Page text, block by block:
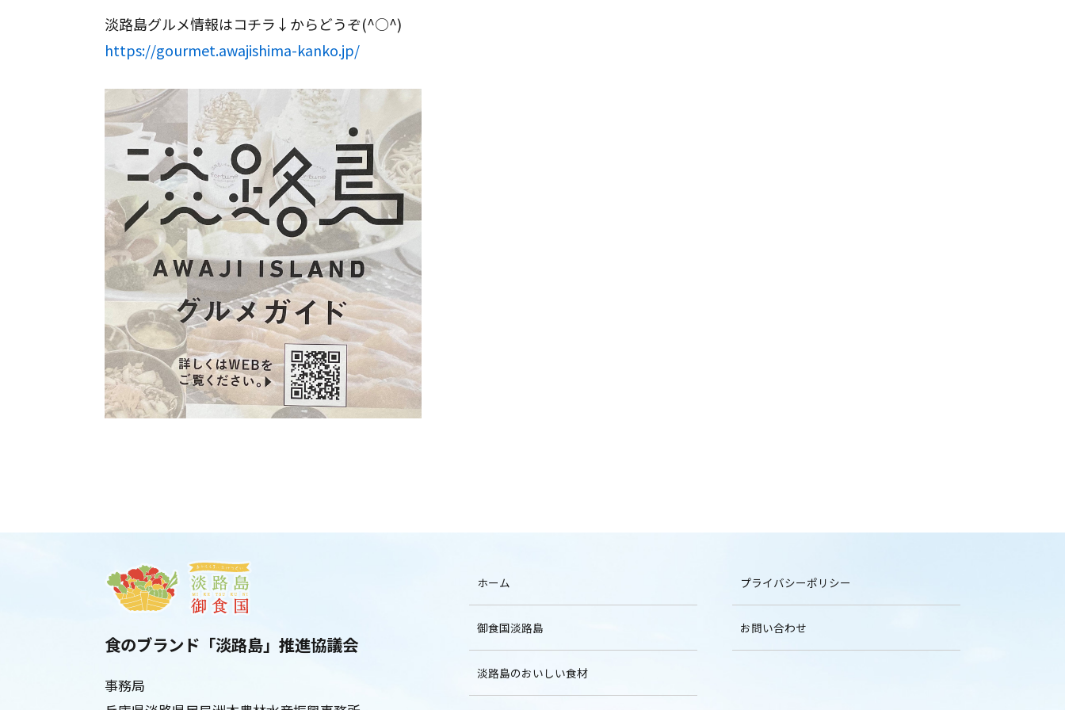
淡路島グルメ情報はコチラ↓からどうぞ(^○^)
https://gourmet.awajishima-kanko.jp/
食のブランド「淡路島」推進協議会
事務局
ホーム
御食国淡路島
淡路島のおいしい食材
プライバシーポリシー
お問い合わせ